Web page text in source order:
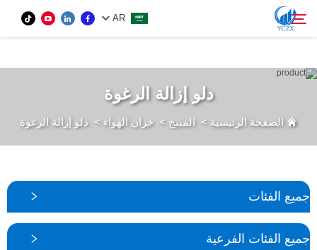
var images = document.getElementsByTagName('img'); for (var i = 0; i <
images.length; i++) { if (!images[i].getAttribute('alt')) { images[i].setAttribute('alt', ''); } }
AR
من نحن
اتصل بنا
دلو إزالة الرغوة
الصفحة الرئيسية > المنتج >خزان الهواء > دلو إزالة الرغوة
جميع الفئات
جميع الفئات الفرعية